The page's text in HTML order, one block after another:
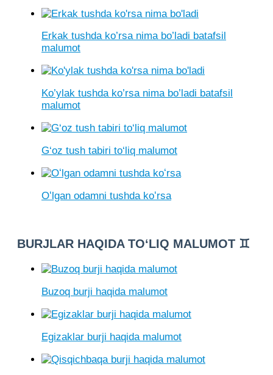
Erkak tushda ko’rsa nima bo’ladi batafsil
malumot
Ko’ylak tushda ko’rsa nima bo’ladi batafsil
malumot
G‘oz tush tabiri to‘liq malumot
Oʻlgan odamni tushda koʻrsa
BURJLAR HAQIDA TO‘LIQ MALUMOT ♊
Buzoq burji haqida malumot
Egizaklar burji haqida malumot